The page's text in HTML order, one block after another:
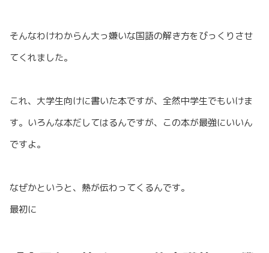
そんなわけわからん大っ嫌いな国語の解き方をびっくりさせ
てくれました。
これ、大学生向けに書いた本ですが、全然中学生でもいけま
す。いろんな本だしてはるんですが、この本が最強にいいん
ですよ。
なぜかというと、熱が伝わってくるんです。
最初に